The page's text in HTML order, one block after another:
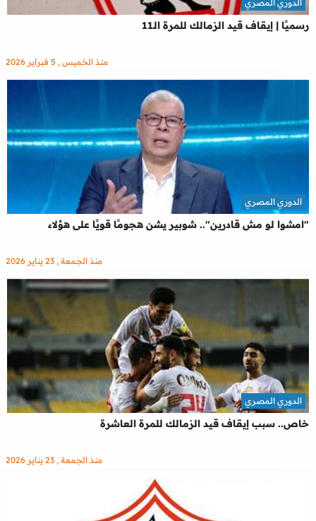
رسميًا | إيقاف قيد الزمالك للمرة الـ11
الدوري المصري
منذ الخميس , 5 فبراير 2026
"امشوا لو مش قادرين".. شوبير يشن هجومًا قويًا على هؤلاء
الدوري المصري
منذ الجمعة , 23 يناير 2026
خاص.. سبب إيقاف قيد الزمالك للمرة العاشرة
الدوري المصري
منذ الجمعة , 23 يناير 2026